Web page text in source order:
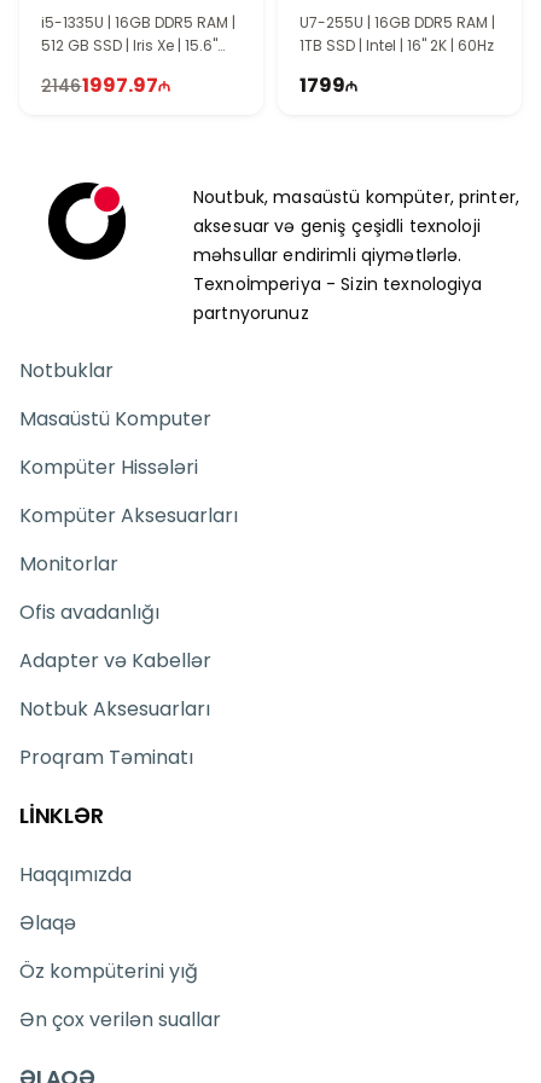
i5-1335U | 16GB DDR5 RAM |
512 GB SSD | Iris Xe | 15.6"
21461997.97
U7-255U | 16GB DDR5 RAM |
1TB SSD | Intel | 16" 2K | 60Hz
1799
Noutbuk, masaüstü kompüter, printer,
aksesuar və geniş çeşidli texnoloji
məhsullar endirimli qiymətlərlə.
Texnoİmperiya - Sizin texnologiya
partnyorunuz
Notbuklar
Masaüstü Komputer
Kompüter Hissələri
Kompüter Aksesuarları
Monitorlar
Ofis avadanlığı
Adapter və Kabellər
Notbuk Aksesuarları
Proqram Təminatı
LİNKLƏR
Haqqımızda
Əlaqə
Öz kompüterini yığ
Ən çox verilən suallar